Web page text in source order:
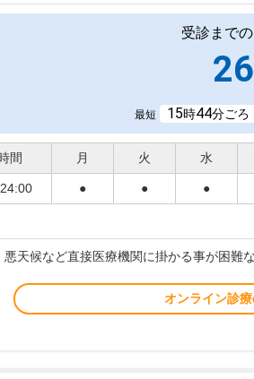
受診まで
26
最短 15時44分ごろ
間 月 火 水
● ● ●
悪天候など直接医療機関に掛かる事が困難
オンライン診